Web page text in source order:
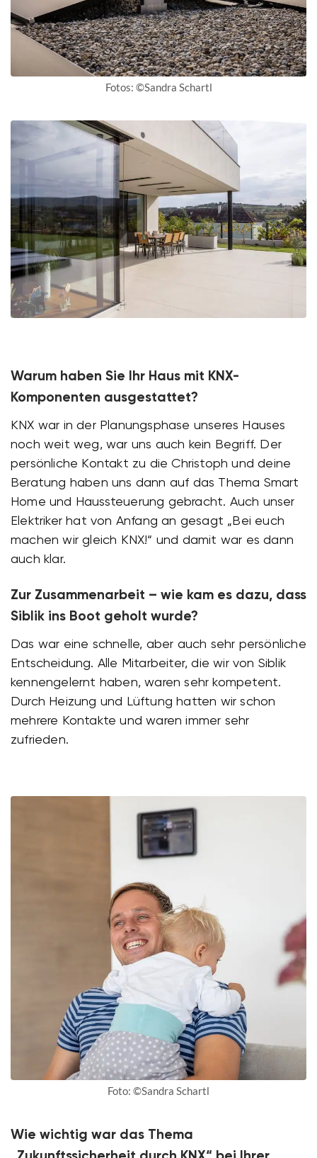
Fotos: ©Sandra Schartl
Warum haben Sie Ihr Haus mit KNX-
Komponenten ausgestattet?
KNX war in der Planungsphase unseres Hauses
noch weit weg, war uns auch kein Begriff. Der
persönliche Kontakt zu die Christoph und deine
Beratung haben uns dann auf das Thema Smart
Home und Haussteuerung gebracht. Auch unser
Elektriker hat von Anfang an gesagt „Bei euch
machen wir gleich KNX!“ und damit war es dann
auch klar.
Zur Zusammenarbeit – wie kam es dazu, dass
Siblik ins Boot geholt wurde?
Das war eine schnelle, aber auch sehr persönliche
Entscheidung. Alle Mitarbeiter, die wir von Siblik
kennengelernt haben, waren sehr kompetent.
Durch Heizung und Lüftung hatten wir schon
mehrere Kontakte und waren immer sehr
zufrieden.
Foto: ©Sandra Schartl
Wie wichtig war das Thema